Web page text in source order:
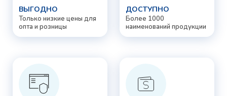
ВЫГОДНО
Только низкие цены для
опта и розницы
ДОСТУПНО
Более 1000
наименований продукции